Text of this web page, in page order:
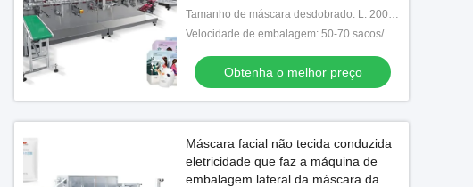
Tamanho de máscara desdobrado: L: 200~260mm W: 200~260mm
Velocidade de embalagem: 50-70 sacos/minuto
Obtenha o melhor preço
Máscara facial não tecida conduzida
eletricidade que faz a máquina de
embalagem lateral da máscara da